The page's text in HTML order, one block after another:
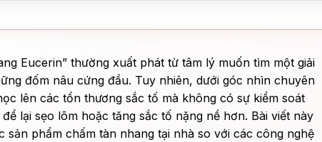
Eucerin” thường xuất phát từ tâm lý muốn tìm một giải
đốm nâu cứng đầu. Tuy nhiên, dưới góc nhìn chuyên
lên các tổn thương sắc tố mà không có sự kiểm soát
lại sẹo lõm hoặc tăng sắc tố nặng nề hơn. Bài viết này
sản phẩm chấm tàn nhang tại nhà so với các công nghệ